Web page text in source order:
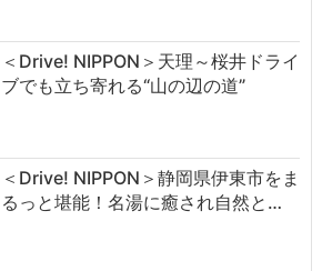
＜Drive! NIPPON＞天理～桜井ドライ
ブでも立ち寄れる“山の辺の道”
＜Drive! NIPPON＞静岡県伊東市をま
るっと堪能！名湯に癒され自然と…